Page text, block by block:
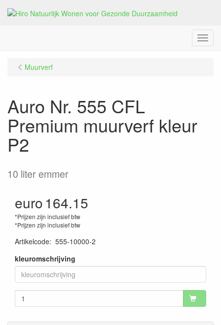
M
e
Muurverf
Auro Nr. 555 CFL
Premium muurverf kleur
P2
10 liter emmer
euro164.15
*Prijzen zijn inclusief btw
*Prijzen zijn inclusief btw
Artikelcode: 555-10000-2
kleuromschrijving